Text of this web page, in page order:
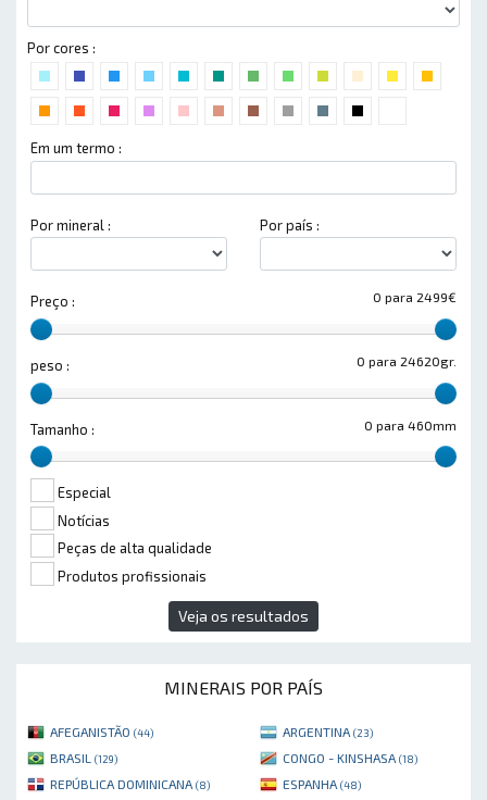
Por cores :
Em um termo :
Por mineral : Por país :
0 para 2499€
Preço :
0 para 24620gr.
peso :
0 para 460mm
Tamanho :
Especial
Notícias
Peças de alta qualidade
Produtos profissionais
Veja os resultados
MINERAIS POR PAÍS
AFEGANISTÃO (44) ARGENTINA (23)
BRASIL (129) CONGO - KINSHASA (18)
REPÚBLICA DOMINICANA (8) ESPANHA (48)